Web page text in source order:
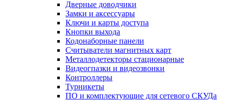
Дверные доводчики
Замки и аксессуары
Ключи и карты доступа
Кнопки выхода
Кодонаборные панели
Считыватели магнитных карт
Металлодетекторы стационарные
Видеогпазки и видеозвонки
Контроллеры
Турникеты
ПО и комплектующие для сетевого СКУДа